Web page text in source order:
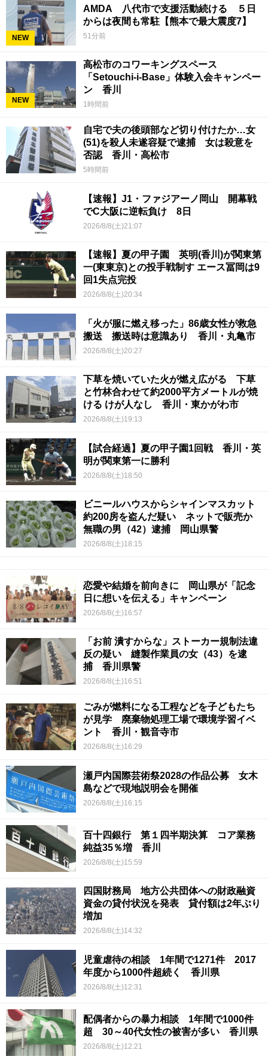
NEW
AMDA 八代市で支援活動続ける ５日
からは夜間も常駐【熊本で最大震度7】
51分前
NEW
高松市のコワーキングスペース
「Setouchi-i-Base」体験入会キャンペー
ン 香川
1時間前
自宅で夫の後頭部など切り付けたか…女
(51)を殺人未遂容疑で逮捕 女は殺意を
否認 香川・高松市
5時間前
【速報】J1・ファジアーノ岡山 開幕戦
でC大阪に逆転負け 8日
2026/8/8(土)21:07
【速報】夏の甲子園 英明(香川)が関東第
一(東東京)との投手戦制す エース冨岡は9
回1失点完投
2026/8/8(土)20:34
「火が服に燃え移った」86歳女性が救急
搬送 搬送時は意識あり 香川・丸亀市
2026/8/8(土)20:27
下草を焼いていた火が燃え広がる 下草
と竹林合わせて約2000平方メートルが焼
ける けが人なし 香川・東かがわ市
2026/8/8(土)19:13
【試合経過】夏の甲子園1回戦 香川・英
明が関東第一に勝利
2026/8/8(土)18:50
ビニールハウスからシャインマスカット
約200房を盗んだ疑い ネットで販売か
無職の男（42）逮捕 岡山県警
2026/8/8(土)18:15
恋愛や結婚を前向きに 岡山県が「記念
日に想いを伝える」キャンペーン
2026/8/8(土)16:57
「お前 潰すからな」ストーカー規制法違
反の疑い 縫製作業員の女（43）を逮
捕 香川県警
2026/8/8(土)16:51
ごみが燃料になる工程などを子どもたち
が見学 廃棄物処理工場で環境学習イベ
ント 香川・観音寺市
2026/8/8(土)16:29
瀬戸内国際芸術祭2028の作品公募 女木
島などで現地説明会を開催
2026/8/8(土)16:15
百十四銀行 第１四半期決算 コア業務
純益35％増 香川
2026/8/8(土)15:59
四国財務局 地方公共団体への財政融資
資金の貸付状況を発表 貸付額は2年ぶり
増加
2026/8/8(土)14:32
児童虐待の相談 1年間で1271件 2017
年度から1000件超続く 香川県
2026/8/8(土)12:31
配偶者からの暴力相談 1年間で1000件
超 30～40代女性の被害が多い 香川県
2026/8/8(土)12:21